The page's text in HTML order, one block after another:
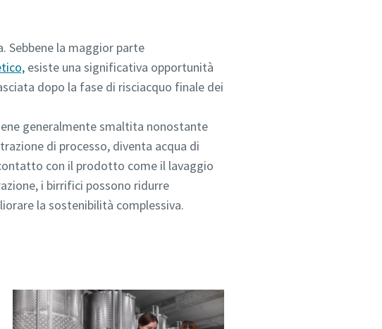
Sebbene la maggior parte
esiste una significativa opportunità
dopo la fase di risciacquo finale dei
generalmente smaltita nonostante
di processo, diventa acqua di
con il prodotto come il lavaggio
i birrifici possono ridurre
la sostenibilità complessiva.
di contattarti
è possibile